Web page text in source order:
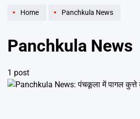
Home Panchkula News
Panchkula News
1 post